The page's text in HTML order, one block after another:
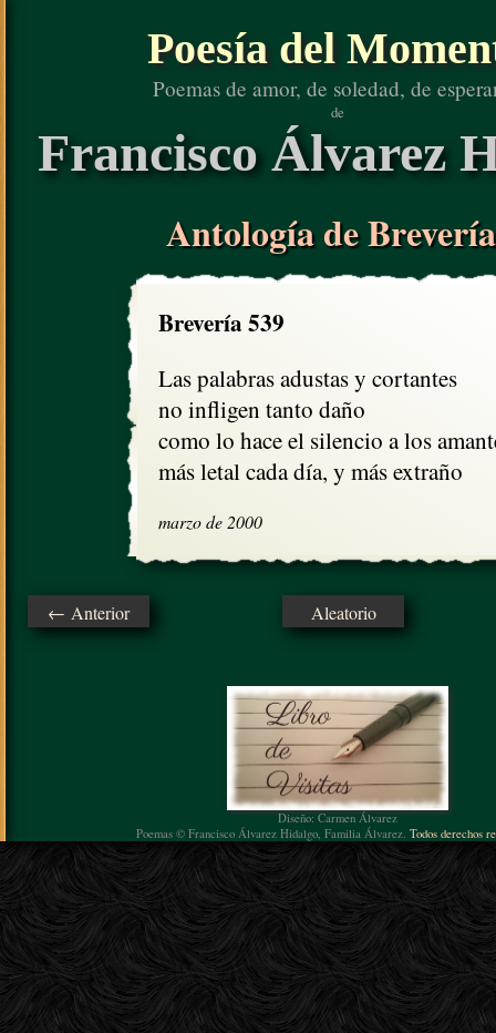
Poesía del
Poemas de amor, de soledad, de
de
Francisco Álvarez
Antología de
Brevería 539
Las palabras adustas y cortantes
no infligen tanto daño
como lo hace el silencio a los
más letal cada día, y más extraño
marzo de 2000
← Anterior Aleatorio
Diseño: Carmen Álvarez
Poemas © Francisco Álvarez Hidalgo, Familia Álvarez. Todos derechos